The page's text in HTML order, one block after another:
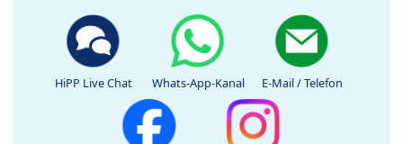
HiPP Live Chat Whats-App-Kanal E-Mail / Telefon